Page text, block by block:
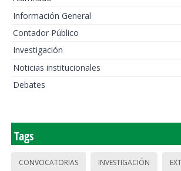
Información General
Contador Público
Investigación
Noticias institucionales
Debates
Tags
CONVOCATORIAS INVESTIGACIÓN